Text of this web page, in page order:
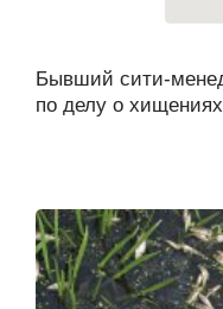
Бывший сити-
по делу о